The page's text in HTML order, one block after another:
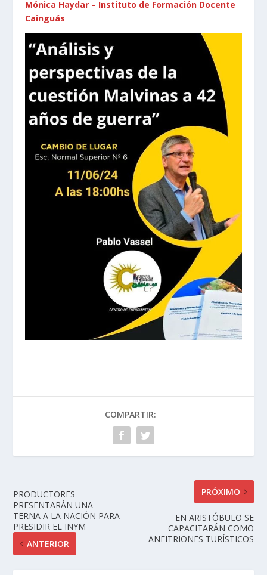
Mónica Haydar – Instituto de Formación Docente
Cainguás
COMPARTIR:
PRODUCTORES
PRESENTARÁN UNA
TERNA A LA NACIÓN PARA
PRESIDIR EL INYM
ANTERIOR
PRÓXIMO
EN ARISTÓBULO SE
CAPACITARÁN COMO
ANFITRIONES TURÍSTICOS